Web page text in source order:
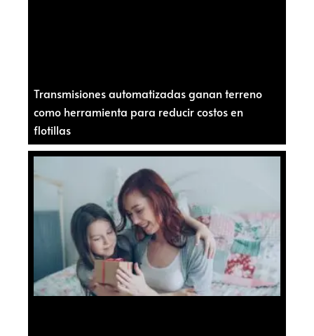
Transmisiones automatizadas ganan terreno
como herramienta para reducir costos en
flotillas